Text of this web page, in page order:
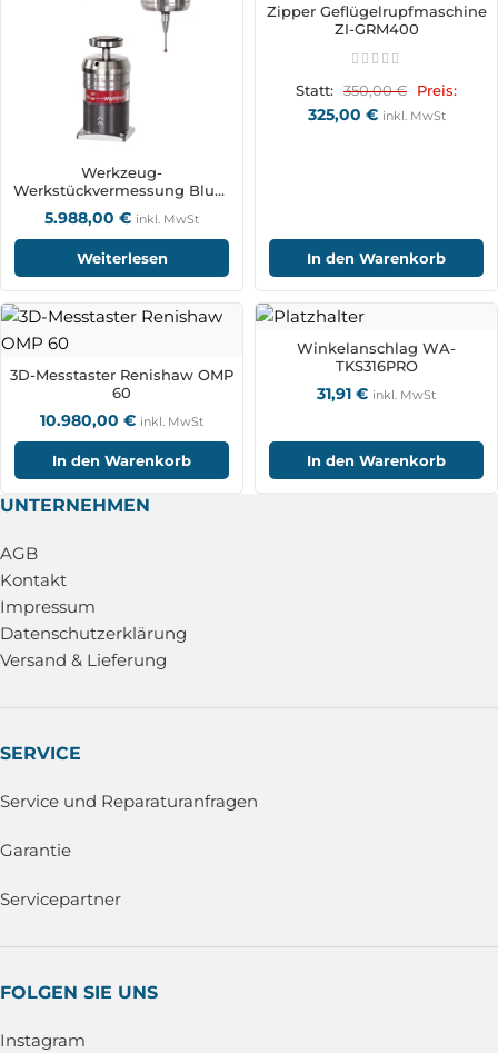
Werkzeug-
Werkstückvermessung Blum
ZX-Speed mit BRC-
Funktechnologie
5.988,00 € inkl. MwSt
Weiterlesen
Zipper Geflügelrupfmaschine
ZI-GRM400
Statt: 350,00€ Preis:
325,00 € inkl. MwSt
In den Warenkorb
3D-Messtaster Renishaw OMP
60
10.980,00 € inkl. MwSt
In den Warenkorb
Winkelanschlag WA-
TKS316PRO
31,91 € inkl. MwSt
In den Warenkorb
UNTERNEHMEN
AGB
Kontakt
Impressum
Datenschutzerklärung
Versand & Lieferung
SERVICE
Service und Reparaturanfragen
Garantie
Servicepartner
FOLGEN SIE UNS
Instagram